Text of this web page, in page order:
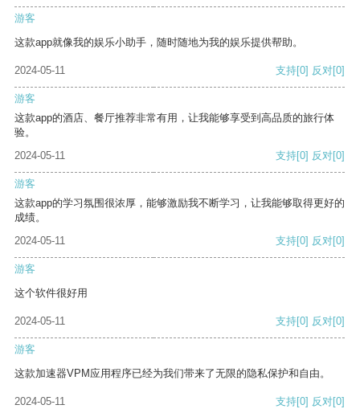
游客
这款app就像我的娱乐小助手，随时随地为我的娱乐提供帮助。
2024-05-11 支持[0] 反对[0]
游客
这款app的酒店、餐厅推荐非常有用，让我能够享受到高品质的旅行体
验。
2024-05-11
支持[0] 反对[0]
游客
这款app的学习氛围很浓厚，能够激励我不断学习，让我能够取得更好的
成绩。
2024-05-11
支持[0] 反对[0]
游客
这个软件很好用
2024-05-11 支持[0] 反对[0]
游客
这款加速器VPM应用程序已经为我们带来了无限的隐私保护和自由。
2024-05-11 支持[0] 反对[0]